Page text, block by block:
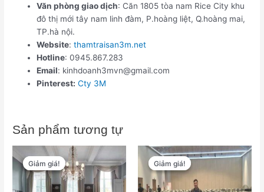
Văn phòng giao dịch: Căn 1805 tòa nam Rice City khu
đô thị mới tây nam linh đàm, P.hoàng liệt, Q.hoàng mai,
TP.hà nội.
Website:thamtraisan3m.net
Hotline: 0945.867.283
Email: kinhdoanh3mvn@gmail.com
Pinterest: Cty 3M
Sản phẩm tương tự
Giảm giá!
Giảm giá!
gốc
là:
₫565,000.
hiện
tại
là:
₫450,000.
Giảm giá!
Giảm giá!
gốc
là:
₫565,000.
Giá
hiện
₫450,000.